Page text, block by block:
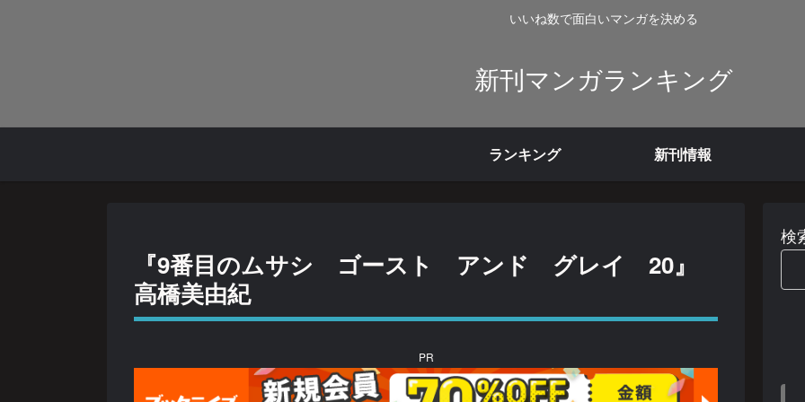
いいね数で面白いマンガを決める
新刊マンガランキング
ランキング 新刊情報
『9番目のムサシ ゴースト アンド グレイ 20』
高橋美由紀
PR
検